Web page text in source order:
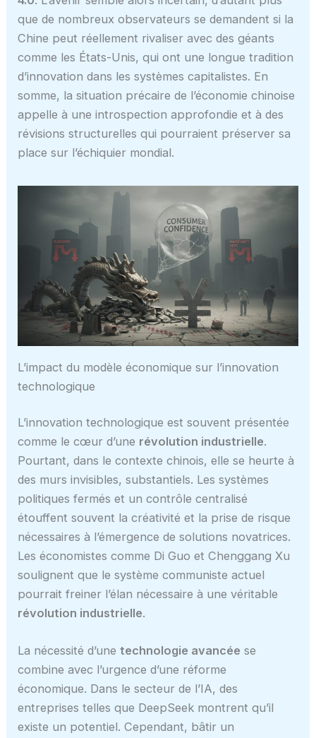
que de nombreux observateurs se demandent si la
Chine peut réellement rivaliser avec des géants
comme les États-Unis, qui ont une longue tradition
d’innovation dans les systèmes capitalistes. En
somme, la situation précaire de l’économie chinoise
appelle à une introspection approfondie et à des
révisions structurelles qui pourraient préserver sa
place sur l’échiquier mondial.
L’impact du modèle économique sur l’innovation
technologique
L’innovation technologique est souvent présentée
comme le cœur d’une révolution industrielle.
Pourtant, dans le contexte chinois, elle se heurte à
des murs invisibles, substantiels. Les systèmes
politiques fermés et un contrôle centralisé
étouffent souvent la créativité et la prise de risque
nécessaires à l’émergence de solutions novatrices.
Les économistes comme Di Guo et Chenggang Xu
soulignent que le système communiste actuel
pourrait freiner l’élan nécessaire à une véritable
révolution industrielle.
La nécessité d’unetechnologie avancée se
combine avec l’urgence d’une réforme
économique. Dans le secteur de l’IA, des
entreprises telles que DeepSeek montrent qu’il
existe un potentiel. Cependant, bâtir un